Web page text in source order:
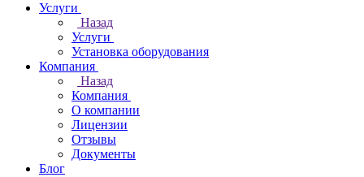
Услуги
Назад
Услуги
Установка оборудования
Компания
Назад
Компания
О компании
Лицензии
Отзывы
Документы
Блог